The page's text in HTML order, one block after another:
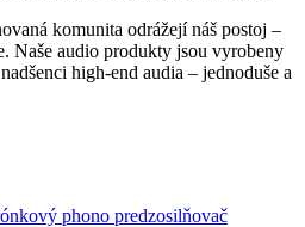
komunita odrážejí náš postoj –
Naše audio produkty jsou vyrobeny
high-end audia – jednoduše a
phono predzosilňovač